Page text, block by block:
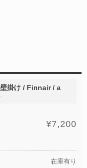
掛け / Finnair / a
¥7,200
在庫有り